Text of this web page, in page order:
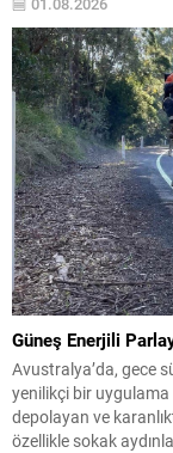
vatandaşlardan yerel
yerel...
Güneş Enerjili
Avustralya’da, gece
yenilikçi bir uygulama
depolayan ve
özellikle sokak